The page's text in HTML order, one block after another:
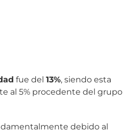
fue del 13%, siendo esta
al 5% procedente del grupo
debido al